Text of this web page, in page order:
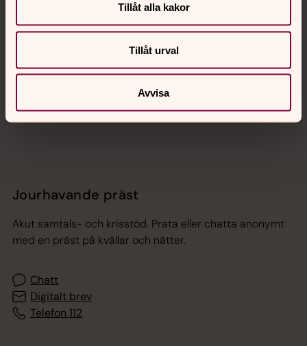
Tillåt alla kakor
Tillåt urval
Avvisa
Hitta snabbt
Jourhavande präst
Akut samtals- och krisstöd. Prata eller chatta anonymt
med en präst på kvällar och nätter.
Chatt
Digitalt brev
Telefon 112